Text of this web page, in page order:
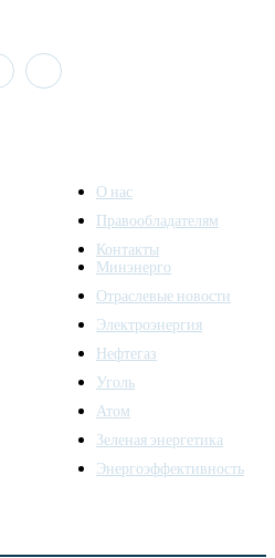
О нас
Правообладателям
Контакты
Минэнерго
Отраслевые новости
Электроэнергия
Нефтегаз
Уголь
Атом
Зеленая энергетика
Энергоэффективность